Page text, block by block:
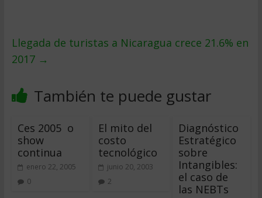
Llegada de turistas a Nicaragua crece 21.6% en
2017 →
También te puede gustar
Ces 2005  o
show
continua
enero 22, 2005
0
El mito del
costo
tecnológico
junio 20, 2003
2
Diagnóstico
Estratégico
sobre
Intangibles:
el caso de
las NEBTs